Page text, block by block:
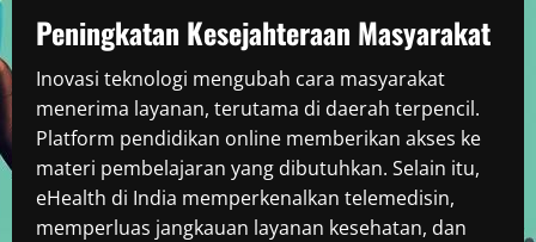
Peningkatan Kesejahteraan Masyarakat
Inovasi teknologi mengubah cara masyarakat
menerima layanan, terutama di daerah terpencil.
Platform pendidikan online memberikan akses ke
materi pembelajaran yang dibutuhkan. Selain itu,
eHealth di India memperkenalkan telemedisin,
memperluas jangkauan layanan kesehatan, dan